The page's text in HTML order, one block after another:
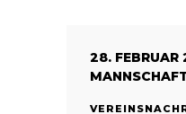
28. FEBRUAR